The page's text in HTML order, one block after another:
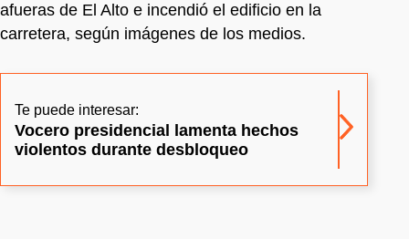
afueras de El Alto e incendió el edificio en la
carretera, según imágenes de los medios.
Te puede interesar:
Vocero presidencial lamenta hechos
violentos durante desbloqueo